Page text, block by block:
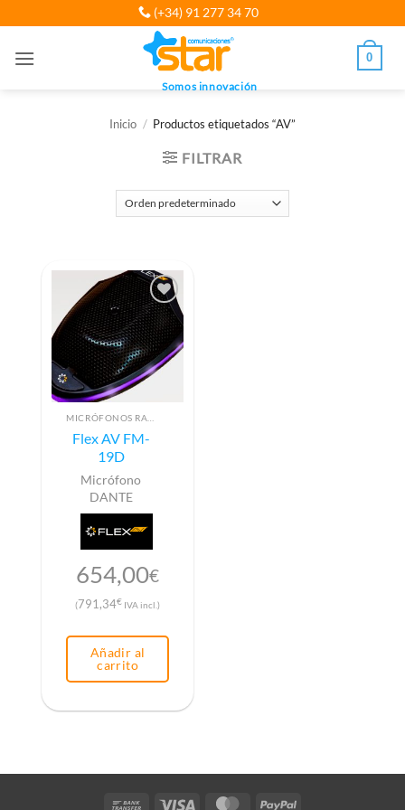
al
(+34) 91 277 34 70
Somos innovación
0
Inicio / Productos etiquetados “AV”
FILTRAR
Flex AV FM-
19D
Micrófono
DANTE
654,00€
(791,34€ IVA incl.)
Añadir al
carrito
Bank Visa MasterCardPayPal